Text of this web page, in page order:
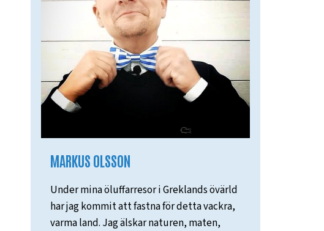
MARKUS OLSSON
Under mina öluffarresor i Greklands övärld
har jag kommit att fastna för detta vackra,
varma land. Jag älskar naturen, maten,